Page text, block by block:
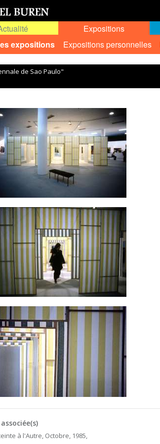
Expositions
expositions
Expositions personnelles
de Sao Paulo"
à l'Autre, Octobre, 1985,